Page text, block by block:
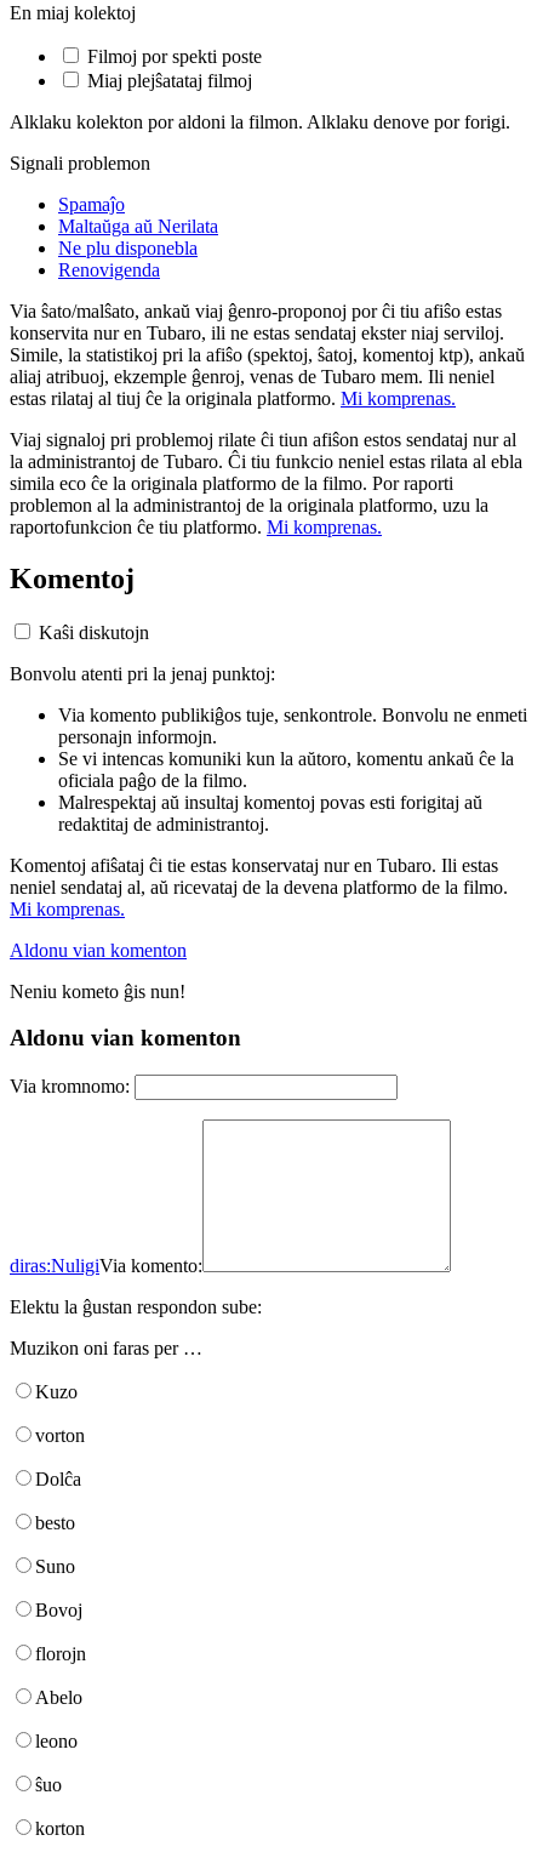
En miaj kolektoj
Filmoj por spekti poste
Miaj plejŝatataj filmoj
Alklaku kolekton por aldoni la filmon. Alklaku denove por forigi.
Signali problemon
Spamaĵo
Maltaŭga aŭ Nerilata
Ne plu disponebla
Renovigenda
Via ŝato/malŝato, ankaŭ viaj ĝenro-proponoj por ĉi tiu afiŝo estas
konservita nur en Tubaro, ili ne estas sendataj ekster niaj serviloj.
Simile, la statistikoj pri la afiŝo (spektoj, ŝatoj, komentoj ktp), ankaŭ
aliaj atribuoj, ekzemple ĝenroj, venas de Tubaro mem. Ili neniel
estas rilataj al tiuj ĉe la originala platformo. Mi komprenas.
Viaj signaloj pri problemoj rilate ĉi tiun afiŝon estos sendataj nur al
la administrantoj de Tubaro. Ĉi tiu funkcio neniel estas rilata al ebla
simila eco ĉe la originala platformo de la filmo. Por raporti
problemon al la administrantoj de la originala platformo, uzu la
raportofunkcion ĉe tiu platformo. Mi komprenas.
Komentoj
Kaŝi diskutojn
Bonvolu atenti pri la jenaj punktoj:
Via komento publikiĝos tuje, senkontrole. Bonvolu ne enmeti
personajn informojn.
Se vi intencas komuniki kun la aŭtoro, komentu ankaŭ ĉe la
oficiala paĝo de la filmo.
Malrespektaj aŭ insultaj komentoj povas esti forigitaj aŭ
redaktitaj de administrantoj.
Komentoj afiŝataj ĉi tie estas konservataj nur en Tubaro. Ili estas
neniel sendataj al, aŭ ricevataj de la devena platformo de la filmo.
Mi komprenas.
Aldonu vian komenton
Neniu kometo ĝis nun!
Aldonu vian komenton
Via kromnomo:
diras:NuligiVia komento:
Elektu la ĝustan respondon sube:
Muzikon oni faras per …
Kuzo
vorton
Dolĉa
besto
Suno
Bovoj
florojn
Abelo
leono
ŝuo
korton